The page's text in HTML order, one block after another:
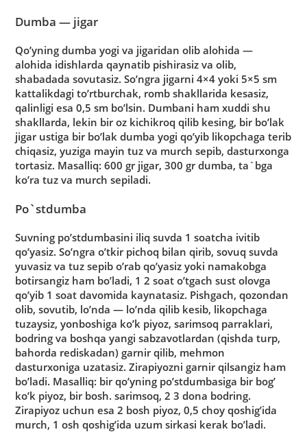
Dumba — jigar
Qo’yning dumba yogi va jigaridan olib alohida —
alohida idishlarda qaynatib pishirasiz va olib,
shabadada sovutasiz. So’ngra jigarni 4×4 yoki 5×5 sm
kattalikdagi to’rtburchak, romb shakllarida kesasiz,
qalinligi esa 0,5 sm bo’lsin. Dumbani ham xuddi shu
shakllarda, lekin bir oz kichikroq qilib kesing, bir bo’lak
jigar ustiga bir bo’lak dumba yogi qo’yib likopchaga terib
chiqasiz, yuziga mayin tuz va murch sepib, dasturxonga
tortasiz. Masalliq: 600 gr jigar, 300 gr dumba, ta`bga
ko’ra tuz va murch sepiladi.
Po`stdumba
Suvning po’stdumbasini iliq suvda 1 soatcha ivitib
qo’yasiz. So’ngra o’tkir pichoq bilan qirib, sovuq suvda
yuvasiz va tuz sepib o’rab qo’yasiz yoki namakobga
botirsangiz ham bo’ladi, 1 2 soat o’tgach sust olovga
qo’yib 1 soat davomida kaynatasiz. Pishgach, qozondan
olib, sovutib, lo’nda — lo’nda qilib kesib, likopchaga
tuzaysiz, yonboshiga ko’k piyoz, sarimsoq parraklari,
bodring va boshqa yangi sabzavotlardan (qishda turp,
bahorda rediskadan) garnir qilib, mehmon
dasturxoniga uzatasiz. Zirapiyozni garnir qilsangiz ham
bo’ladi. Masalliq: bir qo’yning po’stdumbasiga bir bog’
ko’k piyoz, bir bosh. sarimsoq, 2 3 dona bodring.
Zirapiyoz uchun esa 2 bosh piyoz, 0,5 choy qoshig’ida
murch, 1 osh qoshig’ida uzum sirkasi kerak bo’ladi.